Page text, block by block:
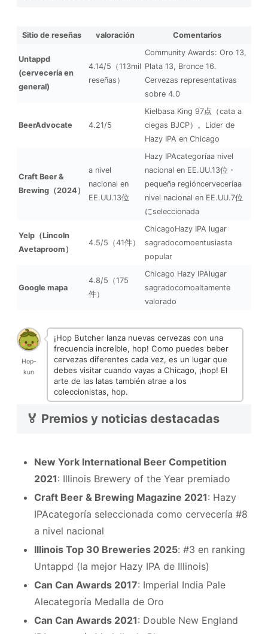
Sitio de reseñas valoración Comentarios
Untappd
(cervecería en
general)
4.14/5（113mil
reseñas）
Community Awards: Oro 13,
Plata 13, Bronce 16.
Cervezas representativas
sobre 4.0
BeerAdvocate 4.21/5
Kielbasa King 97点（cata a
ciegas BJCP）。Líder de
Hazy IPA en Chicago
Craft Beer &
Brewing（2024）
a nivel
nacional en
EE.UU.13位
Hazy IPAcategoríaa nivel
nacional en EE.UU.13位・
pequeña regióncerveceríaa
nivel nacional en EE.UU.7位
にseleccionada
Yelp（Lincoln
Avetaproom）
4.5/5（41件）
ChicagoHazy IPA lugar
sagradocomoentusiasta
popular
Google mapa
4.8/5（175
件）
Chicago Hazy IPAlugar
sagradocomoaltamente
valorado
Hop-
kun
¡Hop Butcher lanza nuevas cervezas con una
frecuencia increíble, hop! Como puedes beber
cervezas diferentes cada vez, es un lugar que
debes visitar cuando vayas a Chicago, ¡hop! El
arte de las latas también atrae a los
coleccionistas, hop.
🏅 Premios y noticias destacadas
New York International Beer Competition
2021: Illinois Brewery of the Year premiado
Craft Beer & Brewing Magazine 2021: Hazy
IPAcategoría seleccionada como cervecería #8
a nivel nacional
Illinois Top 30 Breweries 2025: #3 en ranking
Untappd (la mejor Hazy IPA de Illinois)
Can Can Awards 2017: Imperial India Pale
Alecategoría Medalla de Oro
Can Can Awards 2021: Double New England